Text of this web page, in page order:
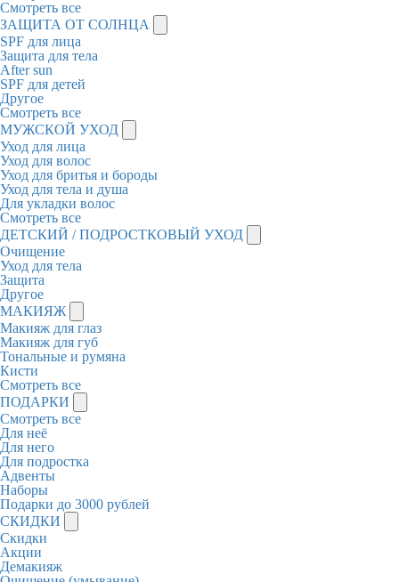
Смотреть все
ЗАЩИТА ОТ СОЛНЦА
SPF для лица
Защита для тела
After sun
SPF для детей
Другое
Смотреть все
МУЖСКОЙ УХОД
Уход для лица
Уход для волос
Уход для бритья и бороды
Уход для тела и душа
Для укладки волос
Смотреть все
ДЕТСКИЙ / ПОДРОСТКОВЫЙ УХОД
Очищение
Уход для тела
Защита
Другое
МАКИЯЖ
Макияж для глаз
Макияж для губ
Тональные и румяна
Кисти
Смотреть все
ПОДАРКИ
Смотреть все
Для неё
Для него
Для подростка
Адвенты
Наборы
Подарки до 3000 рублей
СКИДКИ
Скидки
Акции
Демакияж